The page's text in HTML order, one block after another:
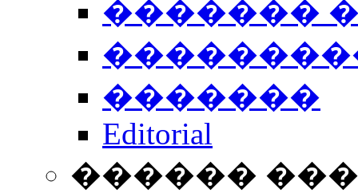
�������
�������
Editorial
������